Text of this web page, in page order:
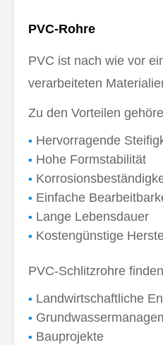
PVC-Rohre
PVC ist nach wie vor
verarbeiteten
Zu den Vorteilen
Hervorragende
Hohe Formstabilität
Einfache
Lange Lebensdauer
Kostengünstige
PVC-Schlitzrohre
Landwirtschaftliche
Bauprojekte